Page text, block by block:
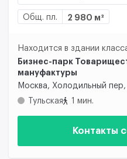
Общ. пл. 2 980 м²
Находится в здании
Бизнес-парк
мануфактуры
Москва, Холодильный
Тульская
1 мин.
Контакты